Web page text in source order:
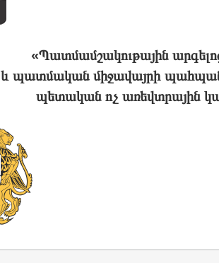
«Պատմամշակութային
և պատմական միջավայրի
պետական ոչ առեվտրային